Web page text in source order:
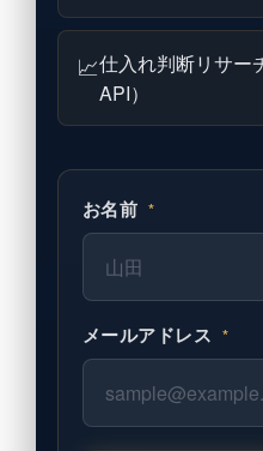
📈仕入れ判断リサー
API）
お名前 *
メールアドレス *